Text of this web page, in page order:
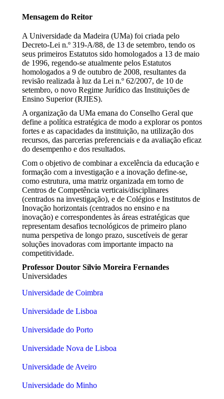
Mensagem do Reitor
A Universidade da Madeira (UMa) foi criada pelo
Decreto-Lei n.º 319-A/88, de 13 de setembro, tendo os
seus primeiros Estatutos sido homologados a 13 de maio
de 1996, regendo-se atualmente pelos Estatutos
homologados a 9 de outubro de 2008, resultantes da
revisão realizada à luz da Lei n.º 62/2007, de 10 de
setembro, o novo Regime Jurídico das Instituições de
Ensino Superior (RJIES).
A organização da UMa emana do Conselho Geral que
define a política estratégica de modo a explorar os pontos
fortes e as capacidades da instituição, na utilização dos
recursos, das parcerias preferenciais e da avaliação eficaz
do desempenho e dos resultados.
Com o objetivo de combinar a excelência da educação e
formação com a investigação e a inovação define-se,
como estrutura, uma matriz organizada em torno de
Centros de Competência verticais/disciplinares
(centrados na investigação), e de Colégios e Institutos de
Inovação horizontais (centrados no ensino e na
inovação) e correspondentes às áreas estratégicas que
representam desafios tecnológicos de primeiro plano
numa perspetiva de longo prazo, suscetíveis de gerar
soluções inovadoras com importante impacto na
competitividade.
Professor Doutor Sílvio Moreira Fernandes
Universidades
Universidade de Coimbra
Universidade de Lisboa
Universidade do Porto
Universidade Nova de Lisboa
Universidade de Aveiro
Universidade do Minho